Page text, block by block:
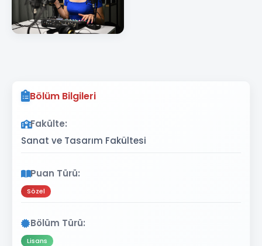
Bölüm Bilgileri
Fakülte:
Sanat ve Tasarım Fakültesi
Puan Türü:
Sözel
Bölüm Türü:
Lisans